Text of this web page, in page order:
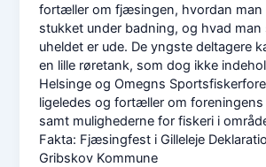
fortæller om fjæsingen, hvordan man
stukket under badning, og hvad man
uheldet er ude. De yngste deltagere
en lille røretank, som dog ikke
Helsinge og Omegns
ligeledes og fortæller om
samt mulighederne for fiskeri i
Fakta: Fjæsingfest i Gilleleje
Gribskov Kommune